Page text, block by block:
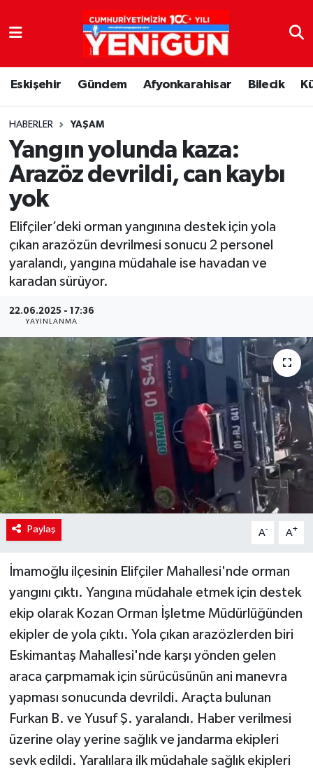
Eskişehir Gündem Afyonkarahisar Bilecik
HABERLER YAŞAM
Yangın yolunda kaza:
Arazöz devrildi, can kaybı
yok
Elifçiler’deki orman yangınına destek için yola
çıkan arazözün devrilmesi sonucu 2 personel
yaralandı, yangına müdahale ise havadan ve
karadan sürüyor.
22.06.2025 - 17:36
YAYINLANMA
Paylaş A- A+
İmamoğlu ilçesinin Elifçiler Mahallesi'nde orman
yangını çıktı. Yangına müdahale etmek için destek
ekip olarak Kozan Orman İşletme Müdürlüğünden
ekipler de yola çıktı. Yola çıkan arazözlerden biri
Eskimantaş Mahallesi'nde karşı yönden gelen
araca çarpmamak için sürücüsünün ani manevra
yapması sonucunda devrildi. Araçta bulunan
Furkan B. ve Yusuf Ş. yaralandı. Haber verilmesi
üzerine olay yerine sağlık ve jandarma ekipleri
sevk edildi. Yaralılara ilk müdahale sağlık ekipleri
Nöbetçi Eczaneler
Hava Durumu
Trafik Durumu
Süper Lig Puan Durumu ve Fikstür
Tüm Manşetler
Son Dakika Haberleri
Haber Arşivi